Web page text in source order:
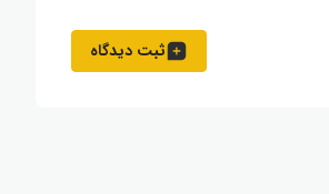
ثبت دیدگاه